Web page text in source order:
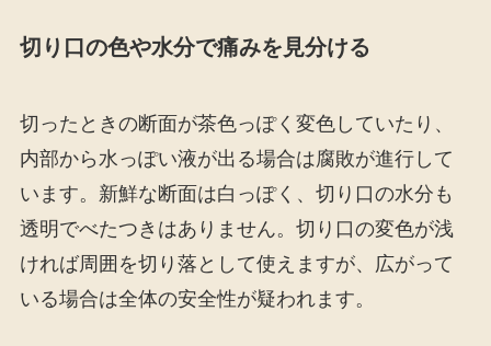
切り口の色や水分で痛みを見分ける
切ったときの断面が茶色っぽく変色していたり、
内部から水っぽい液が出る場合は腐敗が進行して
います。新鮮な断面は白っぽく、切り口の水分も
透明でべたつきはありません。切り口の変色が浅
ければ周囲を切り落として使えますが、広がって
いる場合は全体の安全性が疑われます。